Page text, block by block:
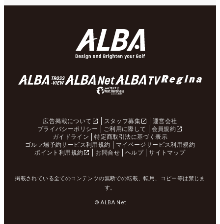
広告掲載について スタッフ募集
運営会社
プライバシーポリシー
ご利用に際して
会員規約
ガイドライン
特定商取引法に基づく表示
ゴルフ場予約サービス利用規約
マイページサービス利用規約
ポイント利用規約
お問合せ ヘルプ サイトマップ
掲載されている全てのコンテンツの無断での転載、転用、コピー等は禁じま
す。
© ALBA Net